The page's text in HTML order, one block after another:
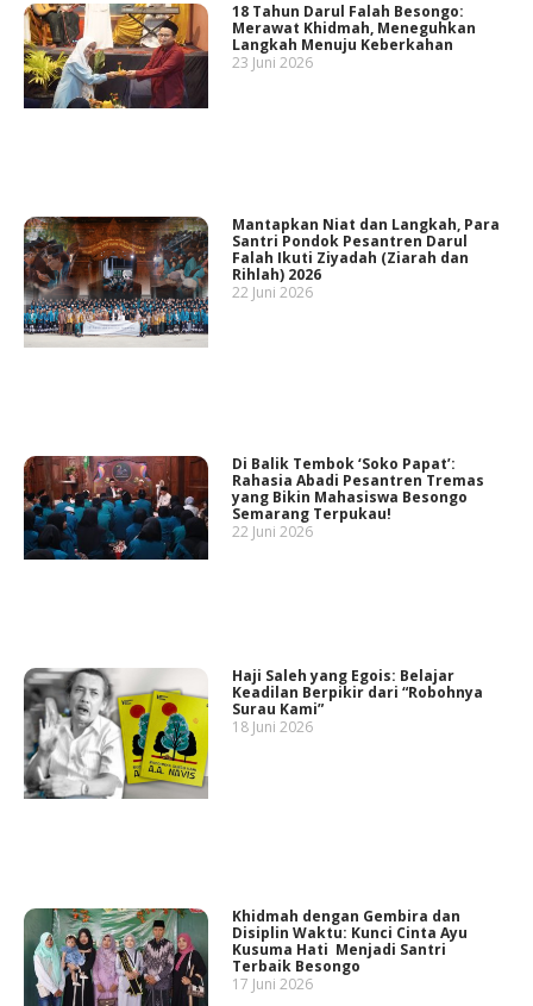
18 Tahun Darul Falah Besongo:
Merawat Khidmah, Meneguhkan
Langkah Menuju Keberkahan
23 Juni 2026
Mantapkan Niat dan Langkah, Para
Santri Pondok Pesantren Darul
Falah Ikuti Ziyadah (Ziarah dan
Rihlah) 2026
22 Juni 2026
Di Balik Tembok ‘Soko Papat’:
Rahasia Abadi Pesantren Tremas
yang Bikin Mahasiswa Besongo
Semarang Terpukau!
22 Juni 2026
Haji Saleh yang Egois: Belajar
Keadilan Berpikir dari “Robohnya
Surau Kami”
18 Juni 2026
Khidmah dengan Gembira dan
Disiplin Waktu: Kunci Cinta Ayu
Kusuma Hati Menjadi Santri
Terbaik Besongo
17 Juni 2026